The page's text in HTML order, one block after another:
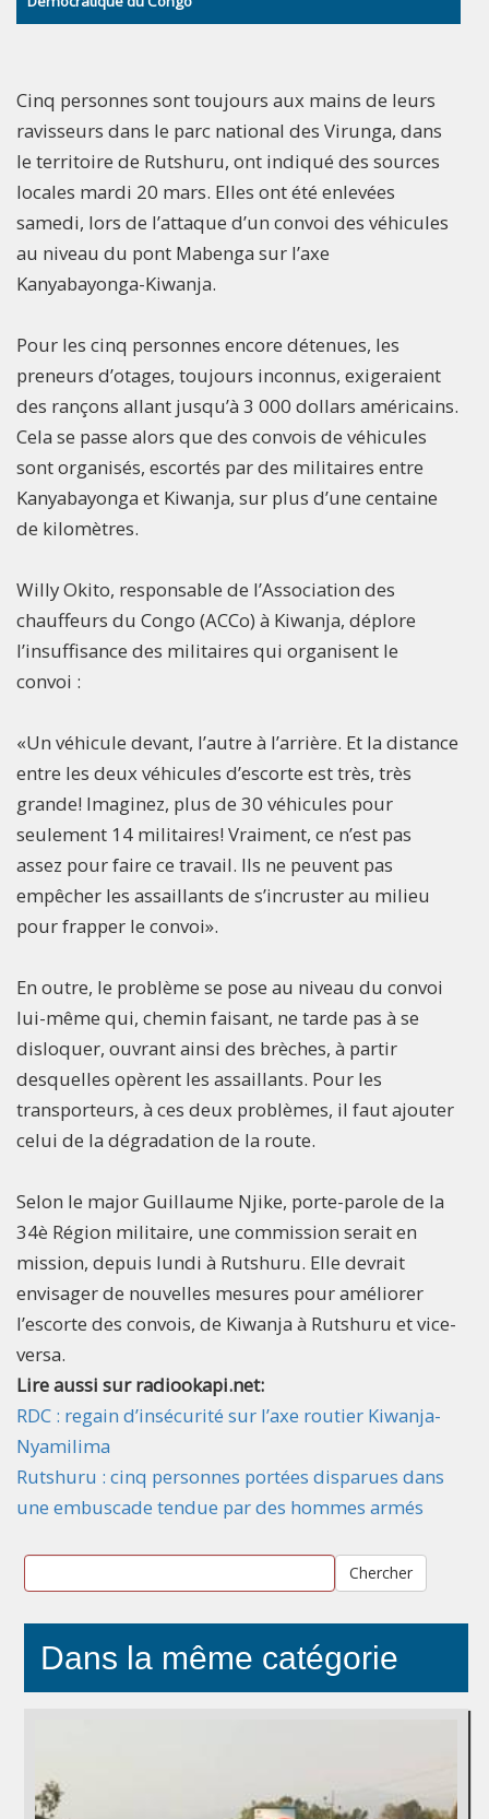
Cinq personnes sont toujours aux mains de leurs
ravisseurs dans le parc national des Virunga, dans
le territoire de Rutshuru, ont indiqué des sources
locales mardi 20 mars. Elles ont été enlevées
samedi, lors de l’attaque d’un convoi des véhicules
au niveau du pont Mabenga sur l’axe
Kanyabayonga-Kiwanja.
Pour les cinq personnes encore détenues, les
preneurs d’otages, toujours inconnus, exigeraient
des rançons allant jusqu’à 3 000 dollars américains.
Cela se passe alors que des convois de véhicules
sont organisés, escortés par des militaires entre
Kanyabayonga et Kiwanja, sur plus d’une centaine
de kilomètres.
Willy Okito, responsable de l’Association des
chauffeurs du Congo (ACCo) à Kiwanja, déplore
l’insuffisance des militaires qui organisent le
convoi :
«Un véhicule devant, l’autre à l’arrière. Et la distance
entre les deux véhicules d’escorte est très, très
grande! Imaginez, plus de 30 véhicules pour
seulement 14 militaires! Vraiment, ce n’est pas
assez pour faire ce travail. Ils ne peuvent pas
empêcher les assaillants de s’incruster au milieu
pour frapper le convoi».
En outre, le problème se pose au niveau du convoi
lui-même qui, chemin faisant, ne tarde pas à se
disloquer, ouvrant ainsi des brèches, à partir
desquelles opèrent les assaillants. Pour les
transporteurs, à ces deux problèmes, il faut ajouter
celui de la dégradation de la route.
Selon le major Guillaume Njike, porte-parole de la
34è Région militaire, une commission serait en
mission, depuis lundi à Rutshuru. Elle devrait
envisager de nouvelles mesures pour améliorer
l’escorte des convois, de Kiwanja à Rutshuru et vice-
versa.
Lire aussi sur radiookapi.net:
RDC : regain d’insécurité sur l’axe routier Kiwanja-
Nyamilima
Rutshuru : cinq personnes portées disparues dans
une embuscade tendue par des hommes armés
Chercher
Dans la même catégorie